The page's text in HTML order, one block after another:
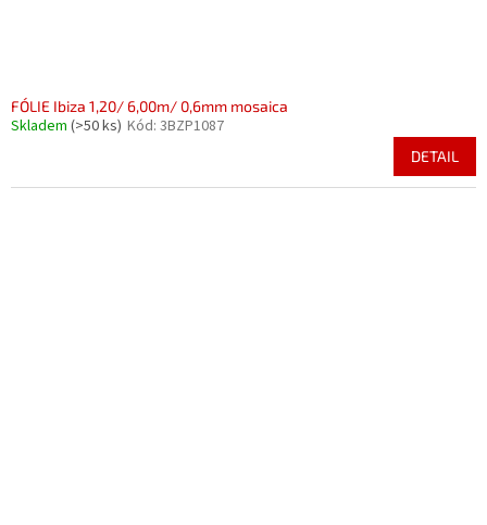
FÓLIE Ibiza 1,20/ 6,00m/ 0,6mm mosaica
Skladem (>50 ks) Kód: 3BZP1087
DETAIL